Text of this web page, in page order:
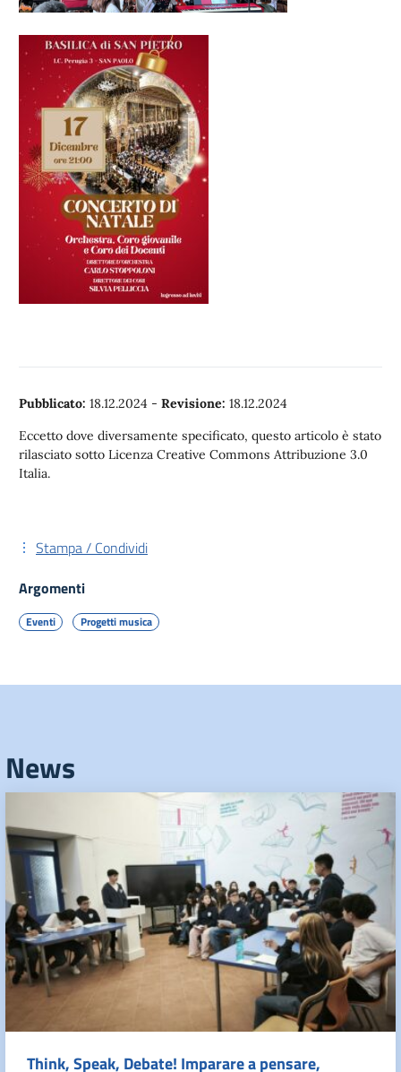
Pubblicato: 18.12.2024 - Revisione: 18.12.2024
Eccetto dove diversamente specificato, questo articolo è stato
rilasciato sotto Licenza Creative Commons Attribuzione 3.0
Italia.
Stampa / Condividi
Argomenti
Eventi Progetti musica
News
Think, Speak, Debate! Imparare a pensare,